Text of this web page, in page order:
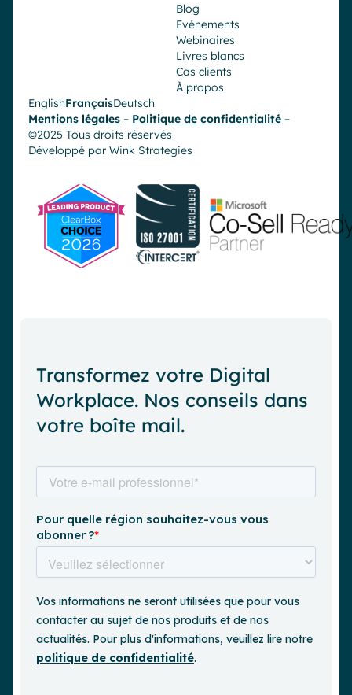
Blog
Evénements
Webinaires
Livres blancs
Cas clients
À propos
EnglishFrançaisDeutsch
Mentions légales – Politique de confidentialité –
©2025 Tous droits réservés
Développé par Wink Strategies
Transformez votre Digital
Workplace. Nos conseils dans
votre boîte mail.